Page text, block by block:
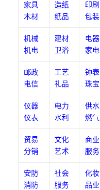
家具
木材
造纸
纸品
印刷
包装
机械
机电
建材
卫浴
电器
家电
邮政
电信
工艺
礼品
钟表
珠宝
仪器
仪表
电力
水利
供水
燃气
贸易
分销
文化
艺术
商业
服务
安防
消防
社会
服务
化妆
品业